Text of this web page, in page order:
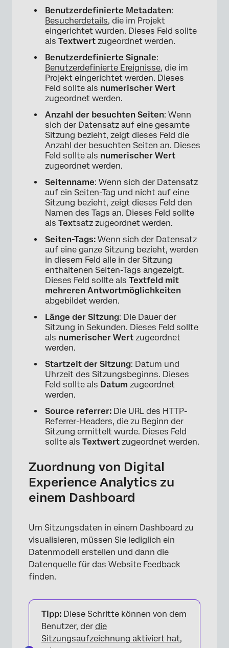
Benutzerdefinierte Metadaten:
Besucherdetails, die im Projekt
eingerichtet wurden. Dieses Feld sollte
als Textwert zugeordnet werden.
Benutzerdefinierte Signale:
Benutzerdefinierte Ereignisse, die im
Projekt eingerichtet werden. Dieses
Feld sollte als numerischer Wert
zugeordnet werden.
Anzahl der besuchten Seiten: Wenn
sich der Datensatz auf eine gesamte
Sitzung bezieht, zeigt dieses Feld die
Anzahl der besuchten Seiten an. Dieses
Feld sollte als numerischer Wert
zugeordnet werden.
Seitenname: Wenn sich der Datensatz
auf ein Seiten-Tag und nicht auf eine
Sitzung bezieht, zeigt dieses Feld den
Namen des Tags an. Dieses Feld sollte
als Textsatz zugeordnet werden.
Seiten-Tags: Wenn sich der Datensatz
auf eine ganze Sitzung bezieht, werden
in diesem Feld alle in der Sitzung
enthaltenen Seiten-Tags angezeigt.
Dieses Feld sollte als Textfeld mit
mehreren Antwortmöglichkeiten
abgebildet werden.
Länge der Sitzung: Die Dauer der
Sitzung in Sekunden. Dieses Feld sollte
als numerischer Wert zugeordnet
werden.
Startzeit der Sitzung: Datum und
Uhrzeit des Sitzungsbeginns. Dieses
Feld sollte als Datum zugeordnet
werden.
Source referrer: Die URL des HTTP-
Referrer-Headers, die zu Beginn der
Sitzung ermittelt wurde. Dieses Feld
sollte als Textwert zugeordnet werden.
Zuordnung von Digital
Experience Analytics zu
einem Dashboard
Um Sitzungsdaten in einem Dashboard zu
visualisieren, müssen Sie lediglich ein
Datenmodell erstellen und dann die
Datenquelle für das Website Feedback
finden.
Tipp: Diese Schritte können von dem
Benutzer, der die
Sitzungsaufzeichnung aktiviert hat,